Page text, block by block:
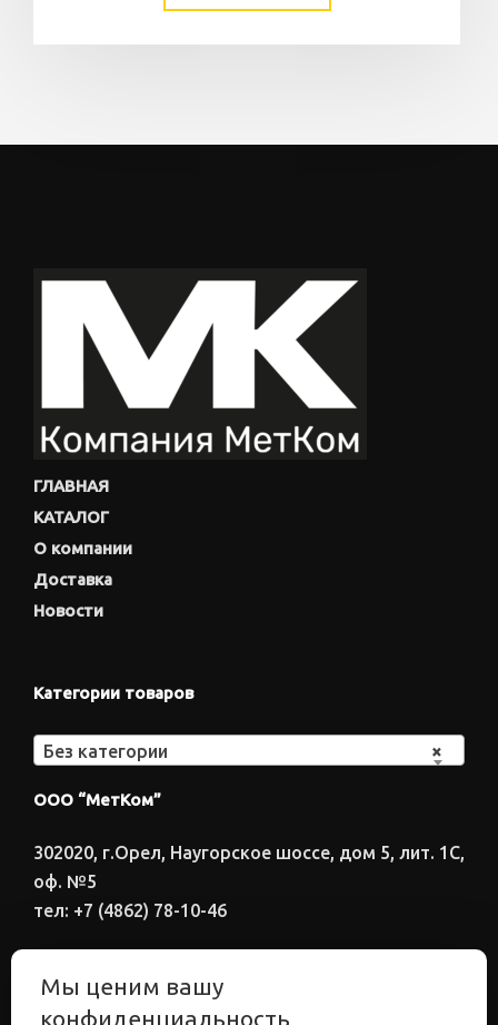
ГЛАВНАЯ
КАТАЛОГ
О компании
Доставка
Новости
Категории товаров
×
Без категории
ООО “МетКом”
302020, г.Орел, Наугорское шоссе, дом 5, лит. 1С,
оф. №5
тел: +7 (4862) 78-10-46
Электронный адрес
Мы ценим вашу
конфиденциальность